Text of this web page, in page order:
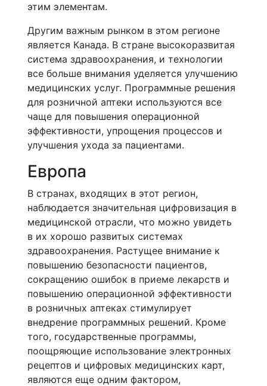
этим элементам.
Другим важным рынком в этом регионе
является Канада. В стране высокоразвитая
система здравоохранения, и технологии
все больше внимания уделяется улучшению
медицинских услуг. Программные решения
для розничной аптеки используются все
чаще для повышения операционной
эффективности, упрощения процессов и
улучшения ухода за пациентами.
Европа
В странах, входящих в этот регион,
наблюдается значительная цифровизация в
медицинской отрасли, что можно увидеть
в их хорошо развитых системах
здравоохранения. Растущее внимание к
повышению безопасности пациентов,
сокращению ошибок в приеме лекарств и
повышению операционной эффективности
в розничных аптеках стимулирует
внедрение программных решений. Кроме
того, государственные программы,
поощряющие использование электронных
рецептов и цифровых медицинских карт,
являются еще одним фактором,